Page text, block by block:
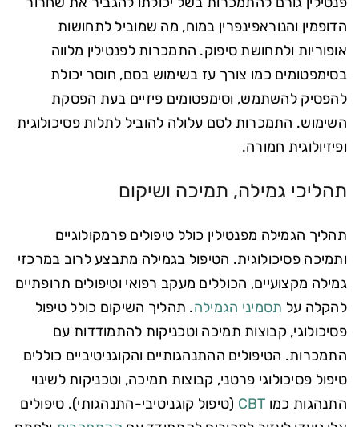
הדופמין והנוראפינפרין במוח, מה שמוביל לתחושות
אופוריות ולתחושת סיפוק. התמכרות לפנטילין מלווה
בסימפטומים כמו צורך עז בשימוש בסם, חוסר יכולת
להפסיק להשתמש, וסימפטומים פיזיים בעת הפסקת
השימוש. התמכרות לסם עלולה להוביל לתלות פסיכולוגית
ופיזיולוגית חמורה.
תהליכי גמילה, תמיכה ושיקום
תהליך הגמילה מפנטילין כולל טיפולים פרמקולוגיים
ותמיכה פסיכולוגית. הטיפול בגמילה מתבצע לרוב במרכזי
גמילה מקצועיים, הכוללים מעקב רפואי וטיפולים תרופתיים
להקלה על תסמיני הגמילה. תהליך השיקום כולל טיפול
פסיכולוגי, קבוצות תמיכה וטכניקות להתמודדות עם
התמכרות. הטיפולים ההתנהגותיים והקוגניטיביים כוללים
טיפול פסיכולוגי פרטני, קבוצות תמיכה, וטכניקות לשינוי
התנהגות כמו CBT (טיפול קוגניטיבי-התנהגותי). טיפולים